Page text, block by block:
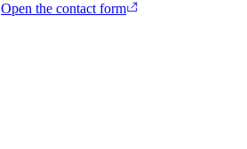
Open the contact form